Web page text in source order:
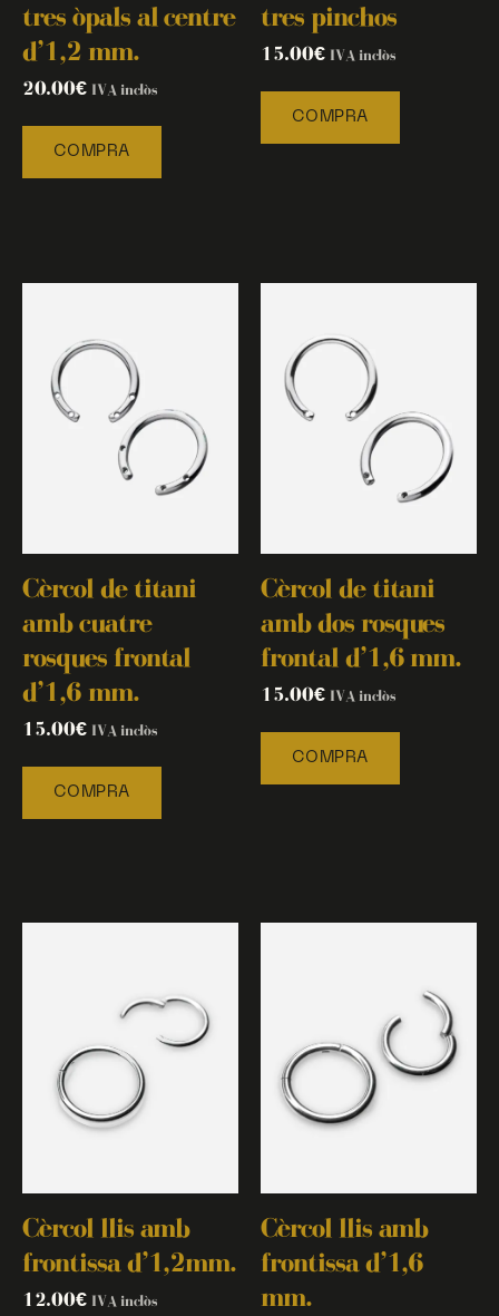
tres òpals al centre
d’1,2 mm.
20.00€ IVA inclòs
COMPRA
tres pinchos
15.00€ IVA inclòs
COMPRA
Cèrcol de titani
amb cuatre
rosques frontal
d’1,6 mm.
15.00€ IVA inclòs
COMPRA
Cèrcol de titani
amb dos rosques
frontal d’1,6 mm.
15.00€ IVA inclòs
COMPRA
Cèrcol llis amb
frontissa d’1,2mm.
12.00€ IVA inclòs
Cèrcol llis amb
frontissa d’1,6
mm.